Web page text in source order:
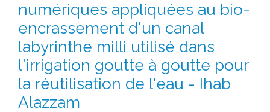
numériques appliquées au bio-
encrassement d'un canal
labyrinthe milli utilisé dans
l'irrigation goutte à goutte pour
la réutilisation de l'eau - Ihab
Alazzam